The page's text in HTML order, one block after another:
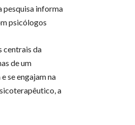
pesquisa informa
psicólogos
centrais da
de um
se engajam na
a